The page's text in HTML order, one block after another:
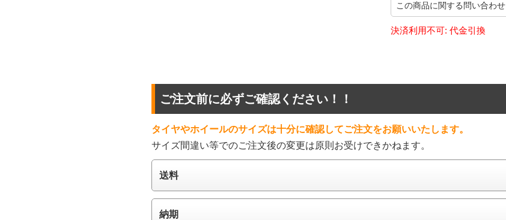
この商品に関する問い合わせ
決済利用不可: 代金引換
ご注文前に必ずご確認ください！！
タイヤやホイールのサイズは十分に確認してご注文をお願いいたします。
サイズ間違い等でのご注文後の変更は原則お受けできかねます。
送料
納期